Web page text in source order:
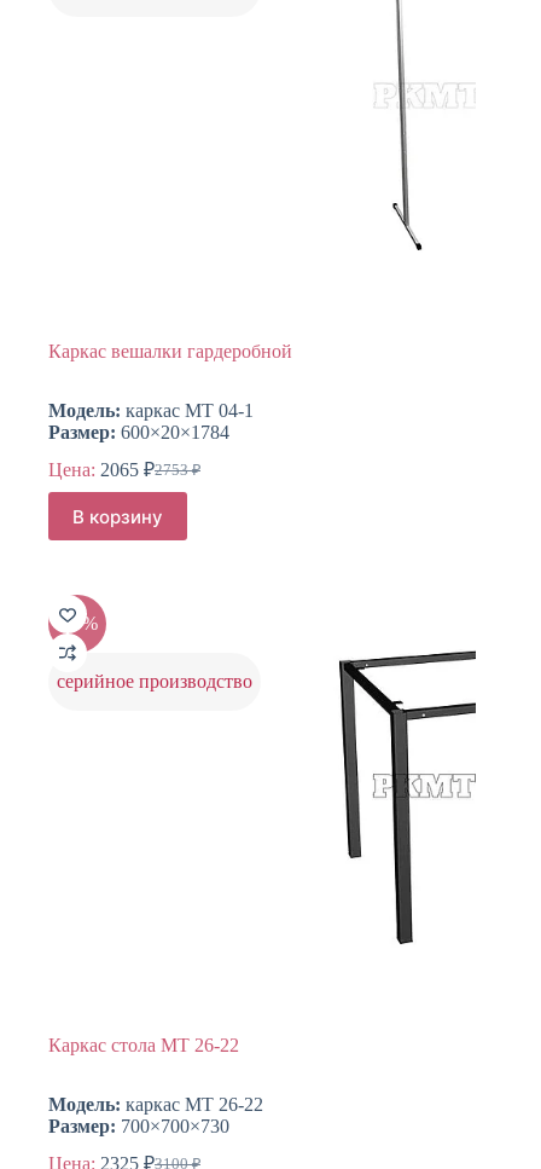
Каркас вешалки гардеробной
Модель: каркас МТ 04-1
Размер: 600×20×1784
Цена:
2753₽
Первоначальная
цена
составляла
2753 ₽.
2065 ₽Текущая
цена:
2065 ₽.
В корзину
-25%
серийное производство
Каркас стола МТ 26-22
Модель: каркас МТ 26-22
Размер: 700×700×730
Цена:
3100₽
2325 ₽